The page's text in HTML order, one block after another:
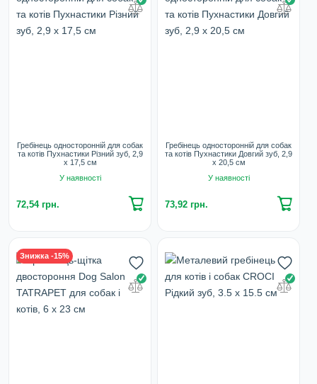
Гребінець односторонній для собак
та котів Пухнастики Різний зуб, 2,9
х 17,5 см
У наявності
72,54 грн.
Гребінець односторонній для собак
та котів Пухнастики Довгий зуб, 2,9
х 20,5 см
У наявності
73,92 грн.
Знижка -15%